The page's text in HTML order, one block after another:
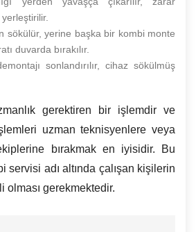
sökülür, yerine başka bir kombi monte
duvarda bırakılır.
sonlandırılır, cihaz sökülmüş
gerektiren bir işlemdir ve
uzman teknisyenlere veya
bırakmak en iyisidir. Bu
servisi adı altında çalışan kişilerin
olması gerekmektedir.